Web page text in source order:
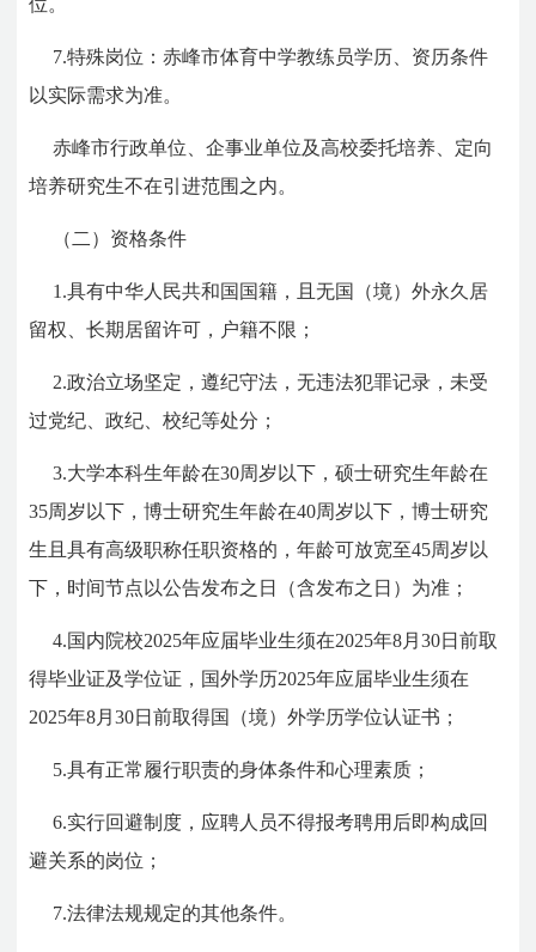
7.特殊岗位：赤峰市体育中学教练员学历、资历条件
以实际需求为准。
赤峰市行政单位、企事业单位及高校委托培养、定向
培养研究生不在引进范围之内。
（二）资格条件
1.具有中华人民共和国国籍，且无国（境）外永久居
留权、长期居留许可，户籍不限；
2.政治立场坚定，遵纪守法，无违法犯罪记录，未受
过党纪、政纪、校纪等处分；
3.大学本科生年龄在30周岁以下 ，硕士研究生年龄在
35周岁以下，博士研究生年龄在40周岁以下 ，博士研究
生且具有高级职称任职资格的，年龄可放宽至45周岁以
下，时间节点以公告发布之日（含发布之日）为准；
4.国内院校2025年应届毕业生须在2025年8月30日前取
得毕业证及学位证，国外学历2025年应届毕业生须在
2025年8月30日前取得国（境）外学历学位认证书；
5.具有正常履行职责的身体条件和心理素质；
6.实行回避制度，应聘人员不得报考聘用后即构成回
避关系的岗位；
7.法律法规规定的其他条件。